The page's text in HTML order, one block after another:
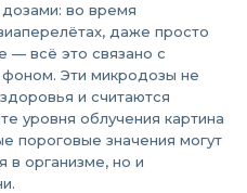
во время
даже просто
— всё это связано с
Эти микродозы не
и считаются
уровня облучения картина
пороговые значения могут
в организме, но и